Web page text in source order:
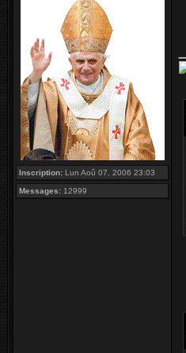
Inscription: Lun Aoû 07, 2006 23:03
Messages: 12999